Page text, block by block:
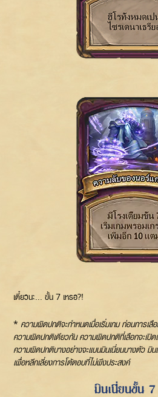
เดี๋ยวนะ... ขั้น 7 เหรอ?!
*ความผิดปกติจะกำหนดเมื่อเริ่มเกม ก่อนการเลื
ความผิดปกติเดียวกัน ความผิดปกติที่เลือกจะเปิด
ความผิดปกติบางอย่างจะแบนมินเนี่ยนบางตัว มิน
เพื่อหลีกเลี่ยงการโต้ตอบที่ไม่พึงประสงค์
มินเนี่ยนขั้น 7